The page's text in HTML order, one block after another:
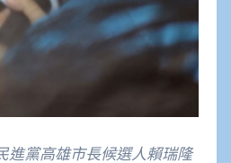
黨高雄市長候選人賴瑞隆